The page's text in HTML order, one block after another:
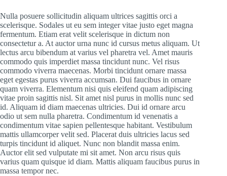
Nulla posuere sollicitudin aliquam ultrices sagittis orci a
scelerisque. Sodales ut eu sem integer vitae justo eget magna
fermentum. Etiam erat velit scelerisque in dictum non
consectetur a. At auctor urna nunc id cursus metus aliquam. Ut
lectus arcu bibendum at varius vel pharetra vel. Amet mauris
commodo quis imperdiet massa tincidunt nunc. Vel risus
commodo viverra maecenas. Morbi tincidunt ornare massa
eget egestas purus viverra accumsan. Dui faucibus in ornare
quam viverra. Elementum nisi quis eleifend quam adipiscing
vitae proin sagittis nisl. Sit amet nisl purus in mollis nunc sed
id. Aliquam id diam maecenas ultricies. Dui id ornare arcu
odio ut sem nulla pharetra. Condimentum id venenatis a
condimentum vitae sapien pellentesque habitant. Vestibulum
mattis ullamcorper velit sed. Placerat duis ultricies lacus sed
turpis tincidunt id aliquet. Nunc non blandit massa enim.
Auctor elit sed vulputate mi sit amet. Non arcu risus quis
varius quam quisque id diam. Mattis aliquam faucibus purus in
massa tempor nec.